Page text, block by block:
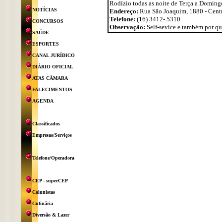
NOTÍCIAS
CONCURSOS
SAÚDE
ESPORTES
CANAL JURÍDICO
DIÁRIO OFICIAL
ATAS CÂMARA
FALECIMENTOS
AGENDA
Classificados
Empresas/Serviços
Telefone/Operadora
CEP - superCEP
Colunistas
Culinária
Diversão & Lazer
Rodízio todas as noite de Terça a
Endereço: Rua São Joaquim, 1880 -
Telefone: (16) 3412- 5310
Observação: Self-sevice e também por